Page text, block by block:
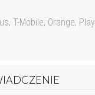
T-Mobile, Orange,